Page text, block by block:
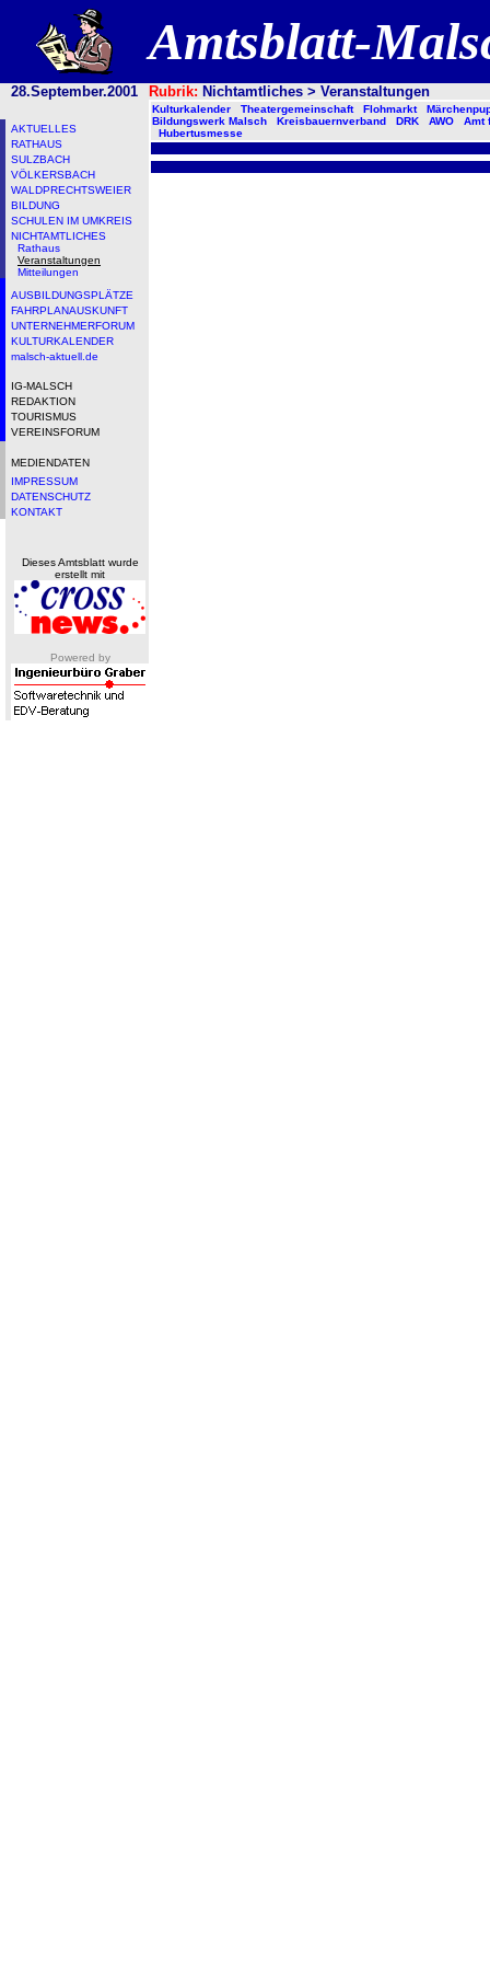
Amtsblatt-
28.September.2001 Rubrik: Nichtamtliches > Veranstaltungen
AKTUELLES
RATHAUS
SULZBACH
VÖLKERSBACH
WALDPRECHTSWEIER
BILDUNG
SCHULEN IM UMKREIS
NICHTAMTLICHES
Rathaus
Veranstaltungen
Mitteilungen
AUSBILDUNGSPLÄTZE
FAHRPLANAUSKUNFT
UNTERNEHMERFORUM
KULTURKALENDER
malsch-aktuell.de
IG-MALSCH
REDAKTION
TOURISMUS
VEREINSFORUM
MEDIENDATEN
IMPRESSUM
DATENSCHUTZ
KONTAKT
Dieses Amtsblatt wurde
erstellt mit
Powered by
Kulturkalender Theatergemeinschaft Flohmarkt
Bildungswerk Malsch
Kreisbauernverband DRK AWO
Amt
Hubertusmesse